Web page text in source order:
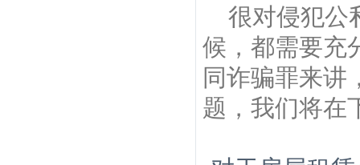
很对侵犯公
候，都需要充
同诈骗罪来讲
题，我们将在